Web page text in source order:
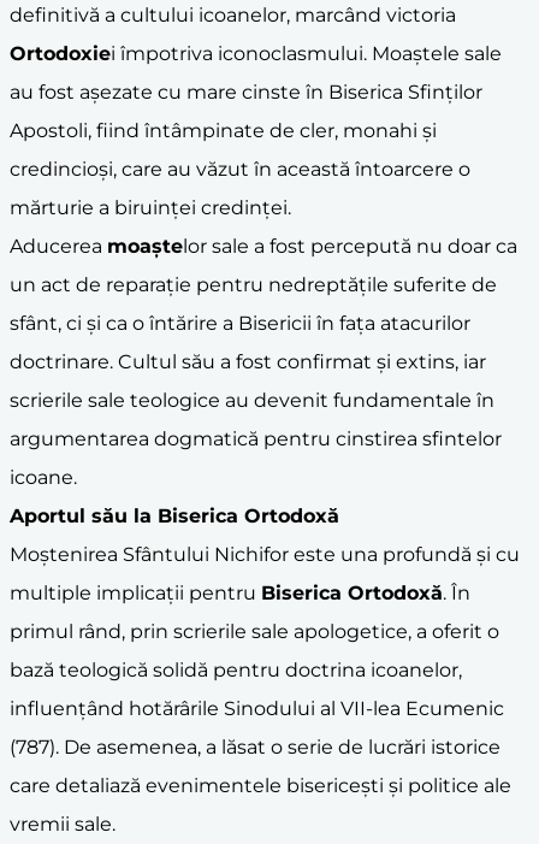
definitivă a cultului icoanelor, marcând victoria
Ortodoxiei împotriva iconoclasmului. Moaștele sale
au fost așezate cu mare cinste în Biserica Sfinților
Apostoli, fiind întâmpinate de cler, monahi și
credincioși, care au văzut în această întoarcere o
mărturie a biruinței credinței.
Aducerea moaștelor sale a fost percepută nu doar ca
un act de reparație pentru nedreptățile suferite de
sfânt, ci și ca o întărire a Bisericii în fața atacurilor
doctrinare. Cultul său a fost confirmat și extins, iar
scrierile sale teologice au devenit fundamentale în
argumentarea dogmatică pentru cinstirea sfintelor
icoane.
Aportul său la Biserica Ortodoxă
Moștenirea Sfântului Nichifor este una profundă și cu
multiple implicații pentru Biserica Ortodoxă. În
primul rând, prin scrierile sale apologetice, a oferit o
bază teologică solidă pentru doctrina icoanelor,
influențând hotărârile Sinodului al VII-lea Ecumenic
(787). De asemenea, a lăsat o serie de lucrări istorice
care detaliază evenimentele bisericești și politice ale
vremii sale.